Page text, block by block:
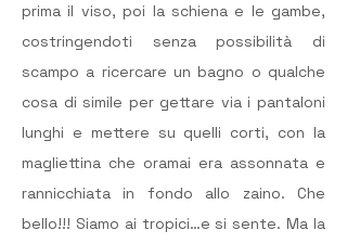
prima il viso, poi la schiena e le gambe,
costringendoti senza possibilità di
scampo a ricercare un bagno o qualche
cosa di simile per gettare via i pantaloni
lunghi e mettere su quelli corti, con la
magliettina che oramai era assonnata e
rannicchiata in fondo allo zaino. Che
bello!!! Siamo ai tropici…e si sente. Ma la